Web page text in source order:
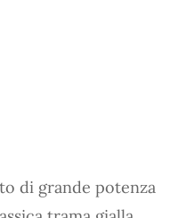
di grande potenza